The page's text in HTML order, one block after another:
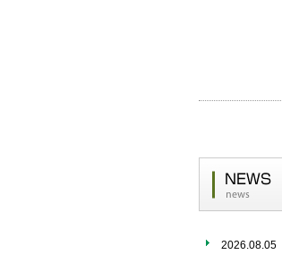
2026.08.05